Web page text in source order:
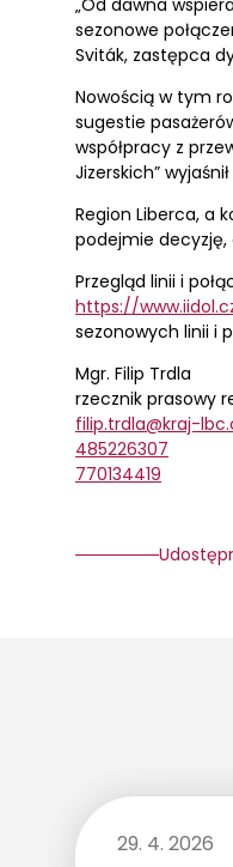
„Od dawna
sezonowe
Sviták, zastępca
Nowością w tym
sugestie
współpracy z
Jizerskich”
Region Liberca, a
podejmie decyzję,
Przegląd linii i
https://
sezonowych linii i
Mgr. Filip Trdla
rzecznik prasowy
filip.trdla@kraj-
485226307
770134419
29. 4. 2026